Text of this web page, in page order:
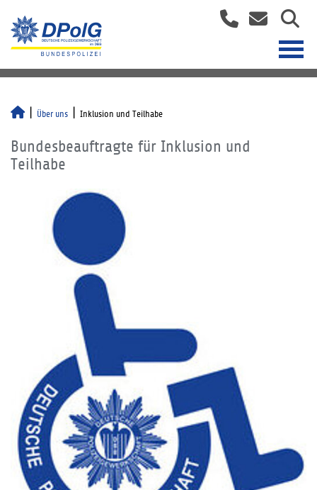
Über uns Inklusion und Teilhabe
Bundesbeauftragte für Inklusion und
Teilhabe